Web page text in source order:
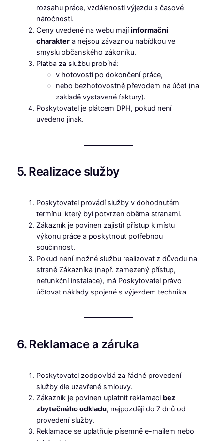
rozsahu práce, vzdálenosti výjezdu a časové
náročnosti.
Ceny uvedené na webu majíinformační
charaktera nejsou závaznou nabídkou ve
smyslu občanského zákoníku.
Platba za službu probíhá:
v hotovosti po dokončení práce,
nebo bezhotovostně převodem na účet (na
základě vystavené faktury).
Poskytovatel je plátcem DPH, pokud není
uvedeno jinak.
5. Realizace služby
Poskytovatel provádí služby v dohodnutém
termínu, který byl potvrzen oběma stranami.
Zákazník je povinen zajistit přístup k místu
výkonu práce a poskytnout potřebnou
součinnost.
Pokud není možné službu realizovat z důvodu na
straně Zákazníka (např. zamezený přístup,
nefunkční instalace), má Poskytovatel právo
účtovat náklady spojené s výjezdem technika.
6. Reklamace a záruka
Poskytovatel zodpovídá za řádné provedení
služby dle uzavřené smlouvy.
Zákazník je povinen uplatnit reklamaci bez
zbytečného odkladu, nejpozději do 7 dnů od
provedení služby.
Reklamace se uplatňuje písemně e-mailem nebo